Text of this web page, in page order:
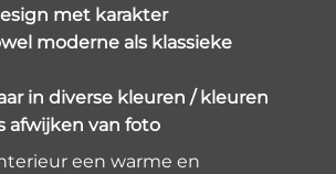
met karakter
moderne als klassieke
in diverse kleuren / kleuren
afwijken van foto
een warme en